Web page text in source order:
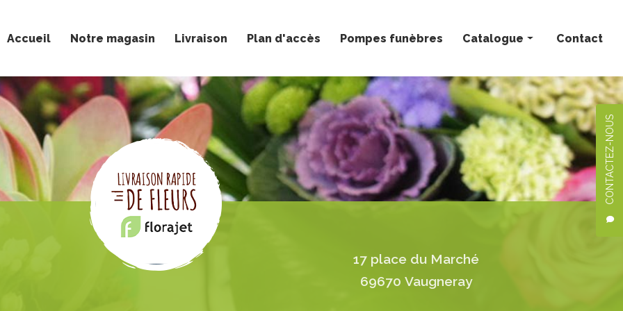
CONTACTEZ-NOUS
Accueil Notre magasin Livraison Plan d'accès Pompes funèbres Catalogue
Bouquets personnalisés
Compositions florales
Deuil
Mariage
Plantes
Contact
17 place du Marché
69670 Vaugneray